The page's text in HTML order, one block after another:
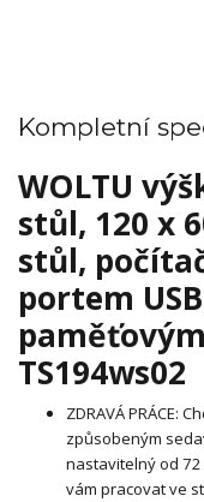
Kompletní
WOLTU
stůl, 120 x
stůl,
portem
TS194ws02
ZDRAVÁ PRÁCE:
způsobeným
nastavitelný od
vám pracovat ve